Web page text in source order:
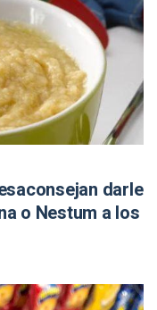
darle
o Nestum a los